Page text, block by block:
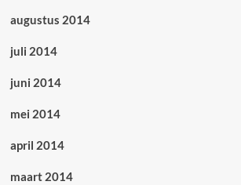
augustus 2014
juli 2014
juni 2014
mei 2014
april 2014
maart 2014